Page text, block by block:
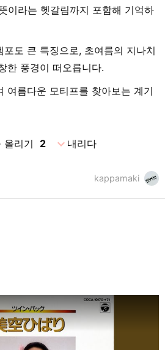
이라는 헷갈림까지 포함해 기억하
도 큰 특징으로, 초여름의 지나치
한 풍경이 떠오릅니다.
여름다운 모티프를 찾아보는 계기
올리기 2 expand_more내리다
kappamaki